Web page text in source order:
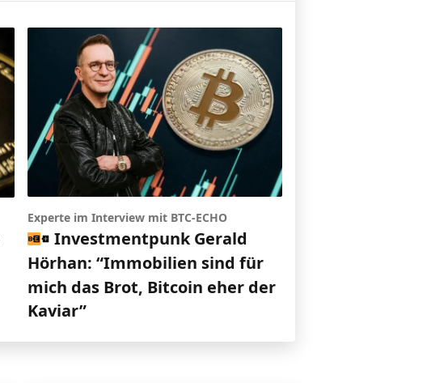
Experte im Interview mit BTC-ECHO
Investmentpunk Gerald
Hörhan: “Immobilien sind für
mich das Brot, Bitcoin eher der
Kaviar”